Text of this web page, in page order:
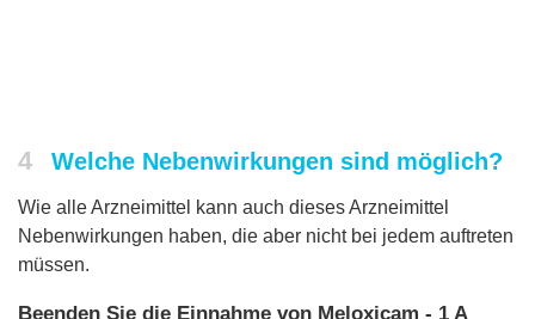
4 Welche Nebenwirkungen sind möglich?
Wie alle Arzneimittel kann auch dieses Arzneimittel
Nebenwirkungen haben, die aber nicht bei jedem auftreten
müssen.
Beenden Sie die Einnahme von Meloxicam - 1 A